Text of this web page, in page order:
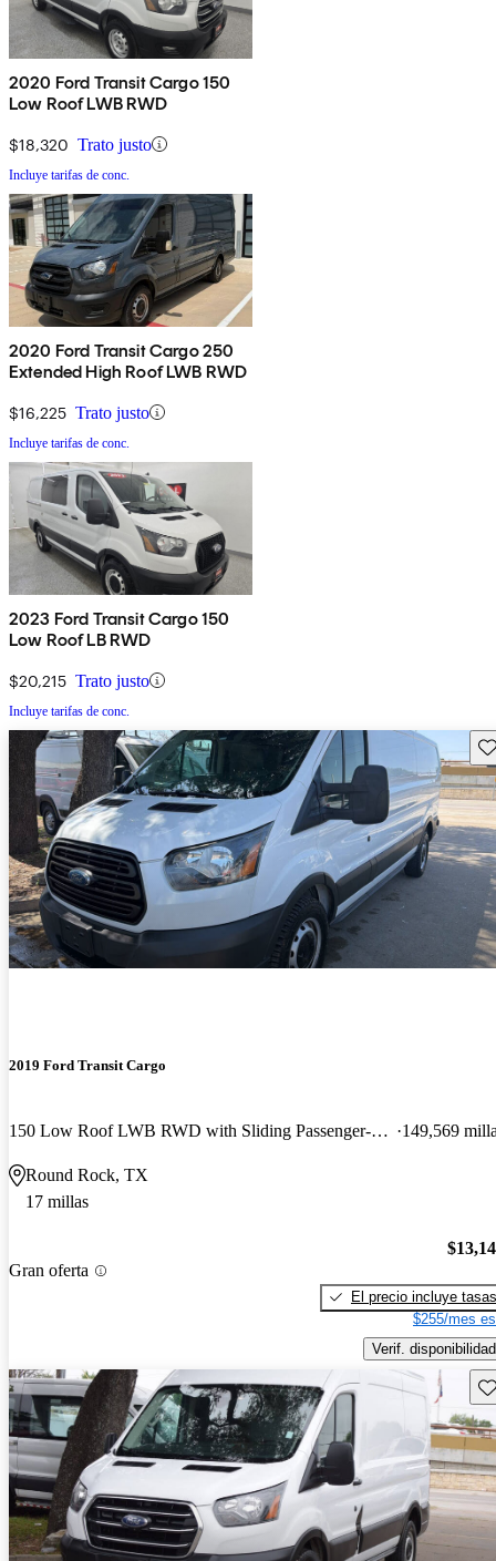
2020 Ford Transit Cargo 150
Low Roof LWB RWD
$18,320 Trato justo
Incluye tarifas de conc.
2020 Ford Transit Cargo 250
Extended High Roof LWB RWD
$16,225 Trato justo
Incluye tarifas de conc.
2023 Ford Transit Cargo 150
Low Roof LB RWD
$20,215 Trato justo
Incluye tarifas de conc.
2019 Ford Transit Cargo
150 Low Roof LWB RWD with Sliding Passenger-Side Door 149,569
Round Rock, TX
17 millas
Gran oferta
El precio incluye tasas
$255/mes
Verif. disponibilidad